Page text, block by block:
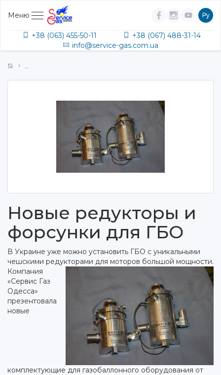
Меню Ру
+38 (063) 455-50-11
+38 (067) 488-31-14
info@service-gas.com.ua
Новые редукторы и
форсунки для ГБО
В Украине уже можно установить ГБО с уникальными
чешскими редукторами для моторов большой мощности.
Компания
«Сервис Газ
Одесса»
презентовала
новые
комплектующие для газобаллонного оборудования от